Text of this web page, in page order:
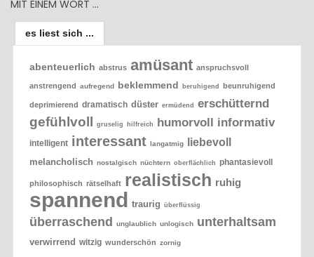
MIT EINEM WORT …
es liest sich ...
abenteuerlich abstrus amüsant anspruchsvoll
anstrengend aufregend beklemmend beruhigend beunruhigend
deprimierend dramatisch düster ermüdend erschütternd
gefühlvoll gruselig hilfreich humorvoll informativ
intelligent interessant langatmig liebevoll
melancholisch nostalgisch nüchtern oberflächlich phantasievoll
philosophisch rätselhaft realistisch ruhig
spannend traurig überflüssig
überraschend unglaublich unlogisch unterhaltsam
verwirrend witzig wunderschön zornig